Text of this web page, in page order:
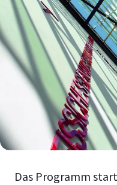
Das Programm